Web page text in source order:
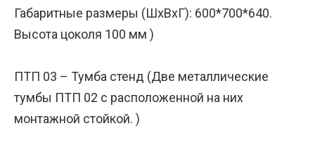
Габаритные размеры (ШхВхГ): 600*700*640.
Высота цоколя 100 мм )
ПТП 03 – Тумба стенд (Две металлические
тумбы ПТП 02 с расположенной на них
монтажной стойкой. )